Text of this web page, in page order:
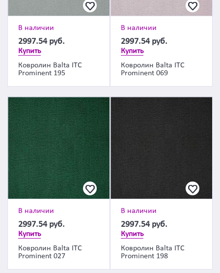
В наличии
2997.54 руб.
Купить
Ковролин Balta ITC
Prominent 195
В наличии
2997.54 руб.
Купить
Ковролин Balta ITC
Prominent 069
В наличии
2997.54 руб.
Купить
Ковролин Balta ITC
Prominent 027
В наличии
2997.54 руб.
Купить
Ковролин Balta ITC
Prominent 198